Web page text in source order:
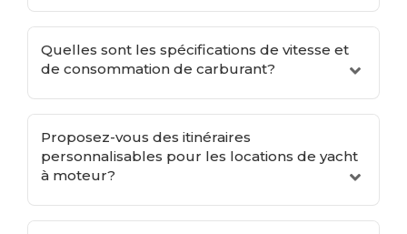
Quelles sont les spécifications de vitesse et
de consommation de carburant?
Proposez-vous des itinéraires
personnalisables pour les locations de yacht
à moteur?